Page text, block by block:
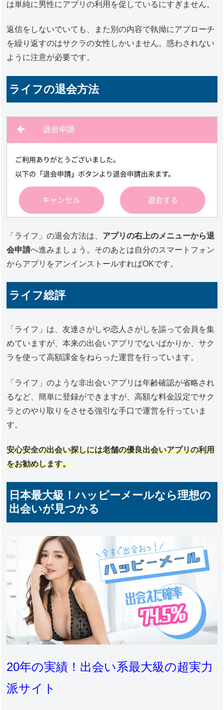
は単純に男性にアプリの利用を促しているにすぎません。
返信をしないでいても、また別の内容で執拗にアプローチ
を繰り返すのはサクラの女性しかいません。惑わされない
ように注意が必要です。
ライフの退会方法
「ライフ」の退会方法は、 アプリの右上のメニューから退
会申請へ進みましょう。そのあとは自分のスマートフォン
からアプリをアンインストールすればOKです。
ライフ総評
「ライフ」は、友達さがしや恋人さがしを謳って会員を集
めていますが、本来の出会いアプリでないばかりか、サク
ラを使って高額課金をねらった運営を行っています。
「ライフ」のような非出会いアプリは年齢確認が省略され
るなど、簡単に登録ができますが、高額な料金設定でサク
ラとのやり取りをさせる強引な手口で運営を行っていま
す。
安心安全の出会い探しには老舗の優良出会いアプリの利用
をお勧めします。
日本最大級！ハッピーメールなら理想の
出会いが見つかる
20年の実績！出会い系最大級の超実力
派サイト